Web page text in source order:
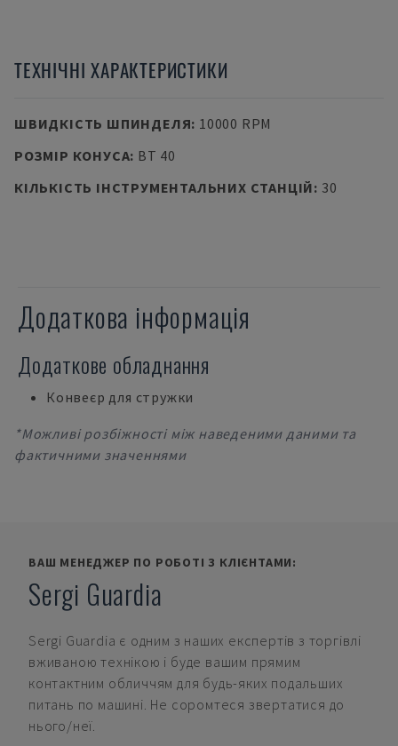
ТЕХНІЧНІ ХАРАКТЕРИСТИКИ
ШВИДКІСТЬ ШПИНДЕЛЯ: 10000 RPM
РОЗМІР КОНУСА: BT 40
КІЛЬКІСТЬ ІНСТРУМЕНТАЛЬНИХ СТАНЦІЙ: 30
Додаткова інформація
Додаткове обладнання
Конвеєр для стружки
*Можливі розбіжності між наведеними даними та
фактичними значеннями
ВАШ МЕНЕДЖЕР ПО РОБОТІ З КЛІЄНТАМИ:
Sergi Guardia
Sergi Guardia є одним з наших експертів з торгівлі
вживаною технікою і буде вашим прямим
контактним обличчям для будь-яких подальших
питань по машині. Не соромтеся звертатися до
нього/неї.